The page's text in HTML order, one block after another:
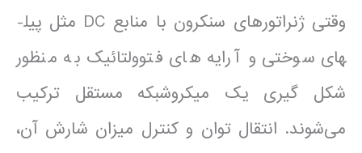
وقتی ژنراتورهای سنکرون با منابع DC مثل پیل­
های سوختی و آرایه های فتوولتائیک به منظور
شکل گیری یک میکروشبکه مستقل ترکیب
می‌شوند. انتقال توان و کنترل میزان شارش آن،